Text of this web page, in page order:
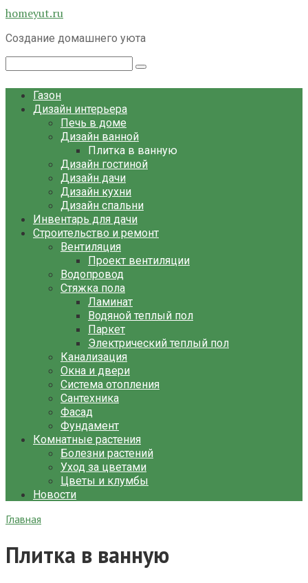
Перейти
контенту
homeyut.ru
Создание домашнего уюта
Газон
Дизайн интерьера
Печь в доме
Дизайн ванной
Плитка в ванную
Дизайн гостиной
Дизайн дачи
Дизайн кухни
Дизайн спальни
Инвентарь для дачи
Строительство и ремонт
Вентиляция
Проект вентиляции
Водопровод
Стяжка пола
Ламинат
Водяной теплый пол
Паркет
Электрический теплый пол
Канализация
Окна и двери
Система отопления
Сантехника
Фасад
Фундамент
Комнатные растения
Болезни растений
Уход за цветами
Цветы и клумбы
Новости
Главная
Плитка в ванную